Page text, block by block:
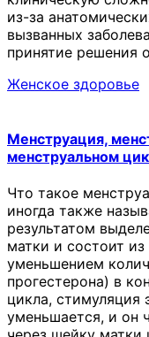
из-за
вызванных
принятие решения
Женское здоровье
Менструация,
менструальном
Что такое
иногда также
результатом
матки и состоит
уменьшением
прогестерона) в
цикла, стимуляция
уменьшается, и он